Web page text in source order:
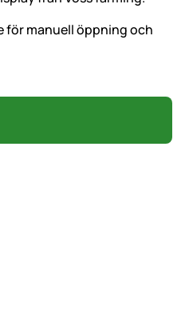
för manuell öppning och